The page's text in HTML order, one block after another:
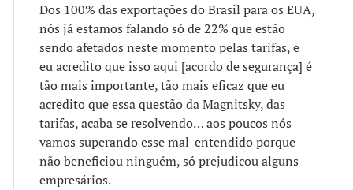
Dos 100% das exportações do Brasil para os EUA,
nós já estamos falando só de 22% que estão
sendo afetados neste momento pelas tarifas, e
eu acredito que isso aqui [acordo de segurança] é
tão mais importante, tão mais eficaz que eu
acredito que essa questão da Magnitsky, das
tarifas, acaba se resolvendo… aos poucos nós
vamos superando esse mal-entendido porque
não beneficiou ninguém, só prejudicou alguns
empresários.